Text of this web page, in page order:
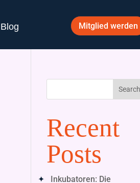
Blog Mitglied werden
Search
Recent
Posts
Inkubatoren: Die